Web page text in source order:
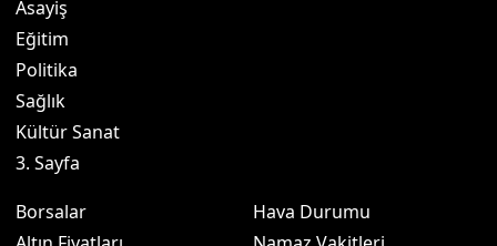
Asayiş
Eğitim
Politika
Sağlık
Kültür Sanat
3. Sayfa
Borsalar
Hava Durumu